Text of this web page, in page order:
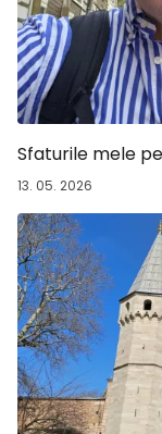
Sfaturile mele
13. 05. 2026